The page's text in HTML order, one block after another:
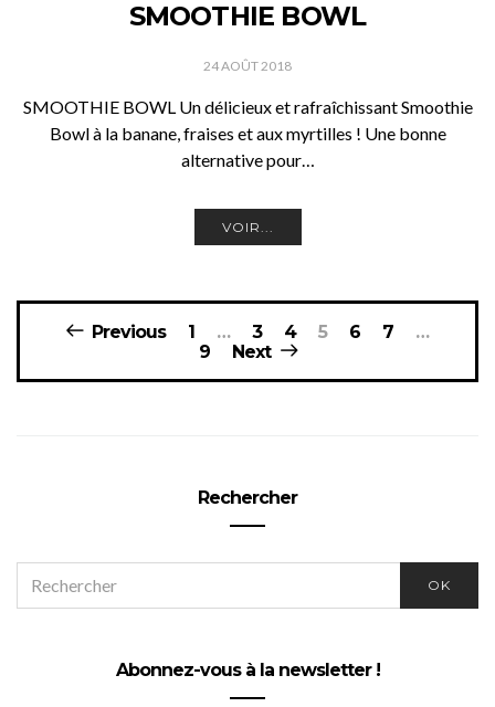
SMOOTHIE BOWL
24 AOÛT 2018
SMOOTHIE BOWL Un délicieux et rafraîchissant Smoothie
Bowl à la banane, fraises et aux myrtilles ! Une bonne
alternative pour…
VOIR...
Pagination
Previous 1 … 3 4 5 6 7
…
9
Next
Rechercher
FOR:
OK
Abonnez-vous à la newsletter !